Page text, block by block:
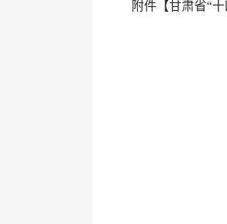
附件【甘肃省“